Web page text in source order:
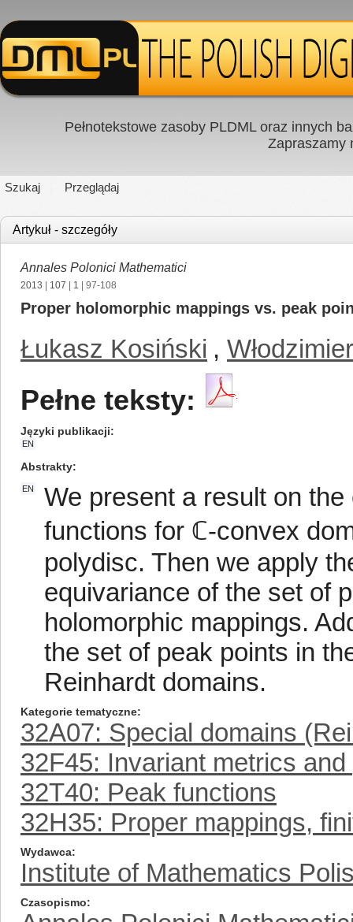
Pełnotekstowe zasoby PLDML oraz innych
Zapraszamy
Szukaj Przeglądaj
Artykuł - szczegóły
Annales Polonici Mathematici
2013 107 1 | 97-108
Proper holomorphic mappings vs. peak
Łukasz Kosiński ,
Pełne teksty:
Języki publikacji
EN
Abstrakty
EN
We present a result on
functions for ℂ-convex
polydisc. Then we apply
equivariance of the set of
holomorphic mappings.
the set of peak points in
Reinhardt domains.
Kategorie tematyczne
32A07: Special domains
32F45: Invariant metrics
32T40: Peak functions
32H35: Proper mappings,
Wydawca
Institute of Mathematics
Czasopismo